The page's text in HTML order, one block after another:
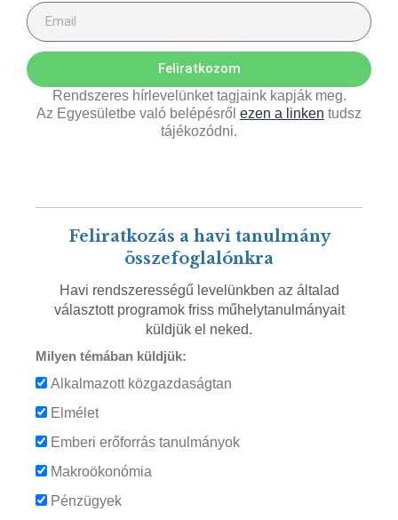
Feliratkozom
Rendszeres hírlevelünket tagjaink kapják meg.
Az Egyesületbe való belépésről ezen a linken tudsz
tájékozódni.
Feliratkozás a havi tanulmány
összefoglalónkra
Havi rendszerességű levelünkben az általad
választott programok friss műhelytanulmányait
küldjük el neked.
Milyen témában küldjük:
Alkalmazott közgazdaságtan
Elmélet
Emberi erőforrás tanulmányok
Makroökonómia
Pénzügyek